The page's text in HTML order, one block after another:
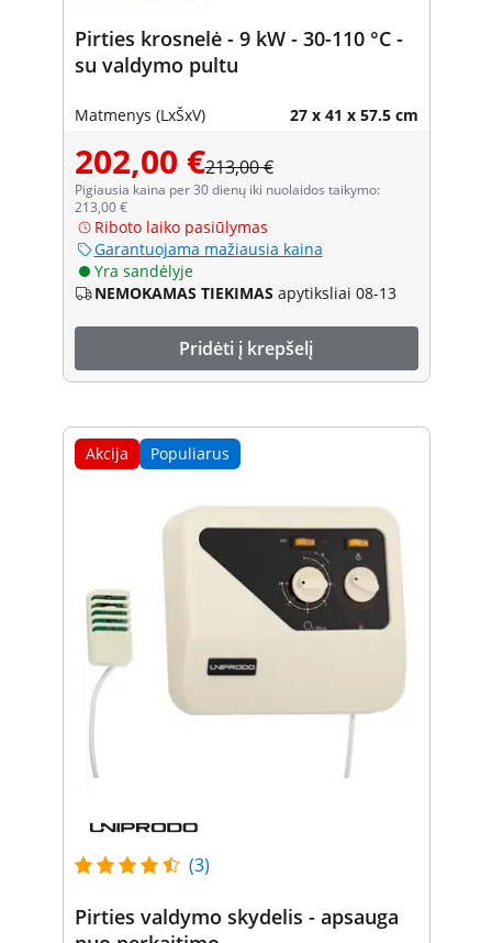
Pirties krosnelė - 9 kW - 30-110 °C -
su valdymo pultu
Matmenys (LxŠxV) 27 x 41 x 57.5 cm
202,00 €213,00 €
Pigiausia kaina per 30 dienų iki nuolaidos taikymo:
213,00 €
Riboto laiko pasiūlymas
Garantuojama mažiausia kaina
Yra sandėlyje
NEMOKAMAS TIEKIMAS apytiksliai 08-13
Pridėti į krepšelį
Akcija Populiarus
(3)
Pirties valdymo skydelis - apsauga